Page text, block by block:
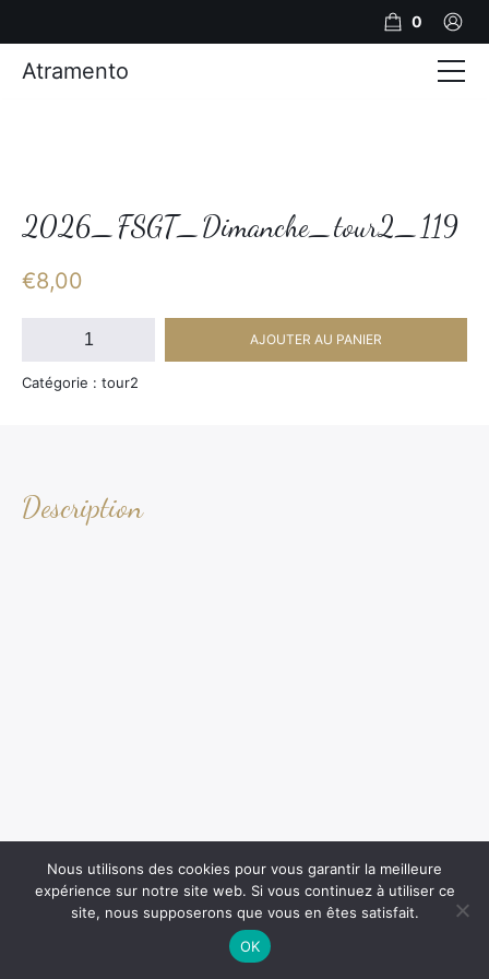
2026_FSGT_Dimanche_tour2_119
€8,00
quantité
2026_FSGT_Dimanche_tour2_119
AJOUTER AU PANIER
Catégorie : tour2
Description
0
Atramento
Photos
Nous utilisons des cookies pour vous garantir la meilleure
expérience sur notre site web. Si vous continuez à utiliser ce
site, nous supposerons que vous en êtes satisfait.
OK